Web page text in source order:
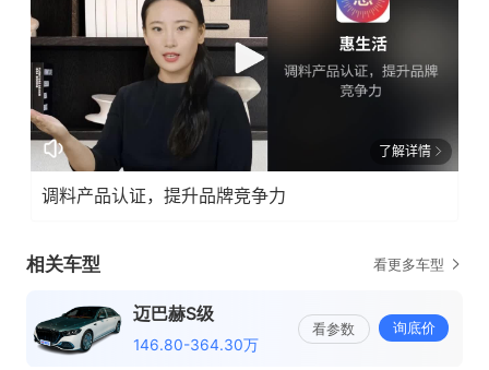
了解详情
调料产品认证，提升品牌竞争力